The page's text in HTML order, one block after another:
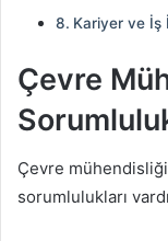
Kariyer ve İş
Çevre
Çevre mühendisliği
sorumlulukları